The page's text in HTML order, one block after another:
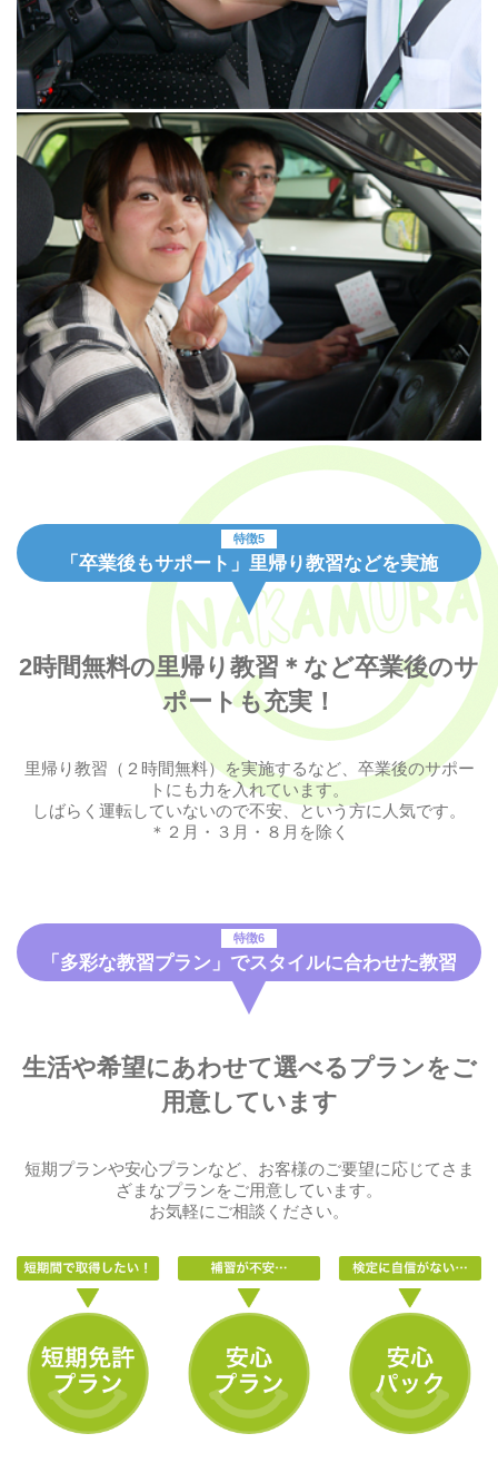
特徴5
「卒業後もサポート」里帰り教習などを実施
2時間無料の里帰り教習＊など卒業後のサ
ポートも充実！
里帰り教習（２時間無料）を実施するなど、卒業後のサポー
トにも力を入れています。
しばらく運転していないので不安、という方に人気です。
＊２月・３月・８月を除く
特徴6
「多彩な教習プラン」でスタイルに合わせた教習
生活や希望にあわせて選べるプランをご
用意しています
短期プランや安心プランなど、お客様のご要望に応じてさま
ざまなプランをご用意しています。
お気軽にご相談ください。